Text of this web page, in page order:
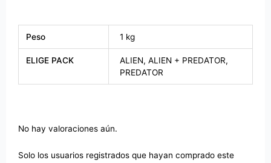
Peso 1 kg
ELIGE PACK
ALIEN, ALIEN + PREDATOR,
PREDATOR
No hay valoraciones aún.
Solo los usuarios registrados que hayan comprado este